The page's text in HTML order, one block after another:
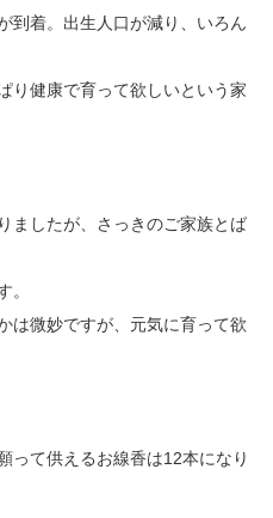
到着。出生人口が減り、いろん
り健康で育って欲しいという家
ましたが、さっきのご家族とば
。
は微妙ですが、元気に育って欲
って供えるお線香は12本になり